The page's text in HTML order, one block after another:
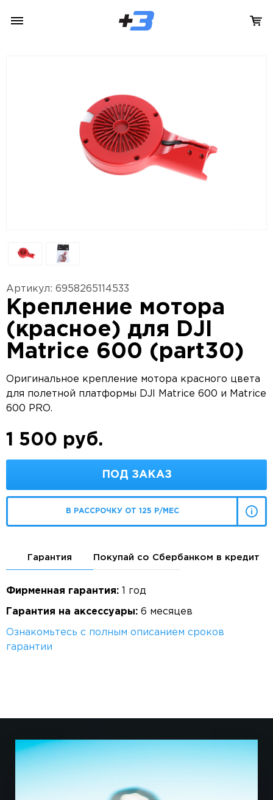
Артикул: 6958265114533
Крепление мотора
(красное) для DJI
Matrice 600 (part30)
Оригинальное крепление мотора красного цвета
для полетной платформы DJI Matrice 600 и Matrice
600 PRO.
1 500 руб.
ПОД ЗАКАЗ
В РАССРОЧКУ ОТ 125 Р/МЕС
Гарантия Покупай со Сбербанком в кредит
Фирменная гарантия: 1 год
Гарантия на аксессуары: 6 месяцев
Ознакомьтесь с полным описанием сроков
гарантии